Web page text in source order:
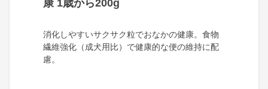
康 1歳から200g
消化しやすいサクサク粒でおなかの健康。食物
繊維強化（成犬用比）で健康的な便の維持に配
慮。